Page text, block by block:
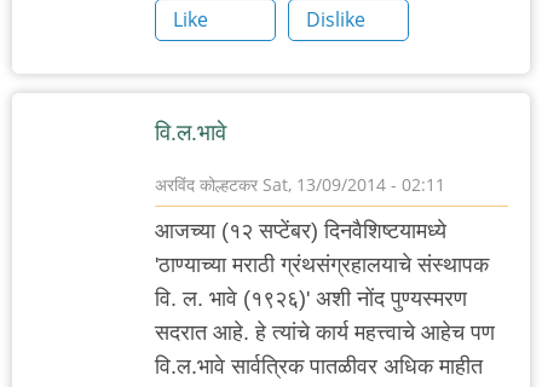
Like
Dislike
वि.ल.भावे
अरविंद कोल्हटकर Sat, 13/09/2014 - 02:11
आजच्या (१२ सप्टेंबर) दिनवैशिष्टयामध्ये
'ठाण्याच्या मराठी ग्रंथसंग्रहालयाचे संस्थापक
वि. ल. भावे (१९२६)' अशी नोंद पुण्यस्मरण
सदरात आहे. हे त्यांचे कार्य महत्त्वाचे आहेच पण
वि.ल.भावे सार्वत्रिक पातळीवर अधिक माहीत